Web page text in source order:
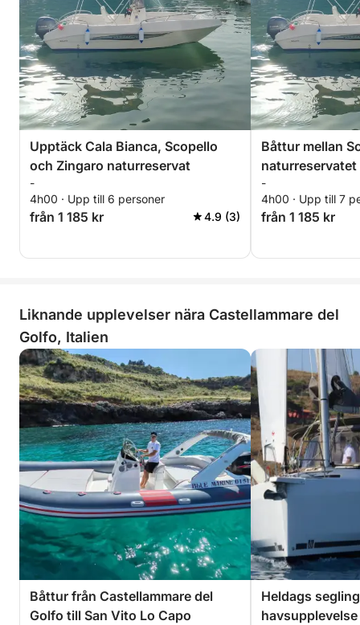
Upptäck Cala Bianca, Scopello
och Zingaro naturreservat
-
4h00 · Upp till 6 personer
från 1 185 kr 4.9 (3)
Båttur mellan
naturreservatet
-
4h00 · Upp till 7
från 1 185 kr
Liknande upplevelser nära Castellammare del
Golfo, Italien
Båttur från Castellammare del
Golfo till San Vito Lo Capo
Heldags